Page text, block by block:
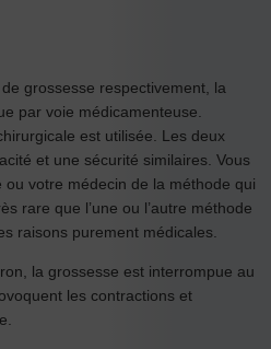
grossesse respectivement, la
par voie médicamenteuse.
est utilisée. Les deux
et une sécurité similaires. Vous
votre médecin de la méthode qui
rare que l’une ou l’autre méthode
raisons purement médicales.
la grossesse est interrompue au
les contractions et